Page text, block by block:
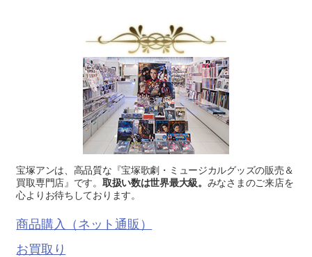
宝塚アンは、高品質な『宝塚歌劇・ミュージカルグッズの販売＆
買取専門店』です。 取扱い数は世界最大級。 みなさまのご来店を
心よりお待ちしております。
商品購入（ネット通販）
お買取り